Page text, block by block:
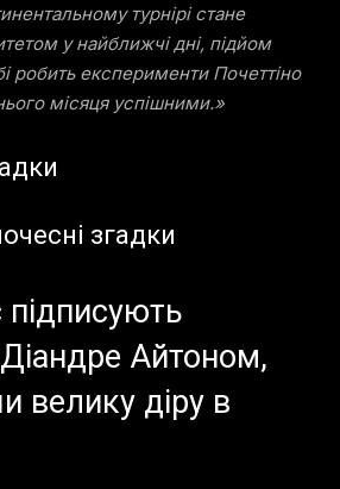
турнірі стане
у найближчі дні, підйом
робить експерименти Почеттіно
місяця успішними.»
згадки
Айтоном,
велику діру в